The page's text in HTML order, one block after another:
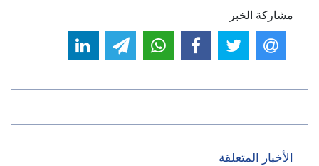
مشاركة الخبر
الأخبار المتعلقة